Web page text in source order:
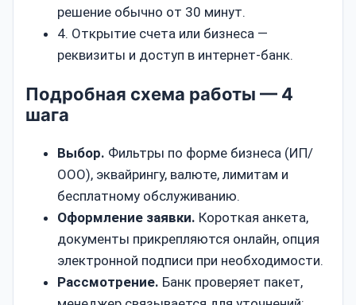
решение обычно от 30 минут.
4. Открытие счета или бизнеса —
реквизиты и доступ в интернет‑банк.
Подробная схема работы — 4
шага
Выбор. Фильтры по форме бизнеса (ИП/
ООО), эквайрингу, валюте, лимитам и
бесплатному обслуживанию.
Оформление заявки. Короткая анкета,
документы прикрепляются онлайн, опция
электронной подписи при необходимости.
Рассмотрение. Банк проверяет пакет,